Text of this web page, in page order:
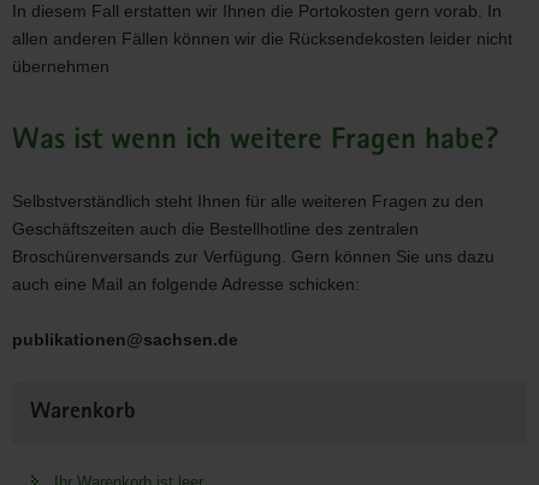
In diesem Fall erstatten wir Ihnen die Portokosten gern vorab. In
allen anderen Fällen können wir die Rücksendekosten leider nicht
übernehmen
Was ist wenn ich weitere Fragen habe?
Selbstverständlich steht Ihnen für alle weiteren Fragen zu den
Geschäftszeiten auch die Bestellhotline des zentralen
Broschürenversands zur Verfügung. Gern können Sie uns dazu
auch eine Mail an folgende Adresse schicken:
publikationen@sachsen.de
Information
Warenkorb
Ihr Warenkorb ist leer